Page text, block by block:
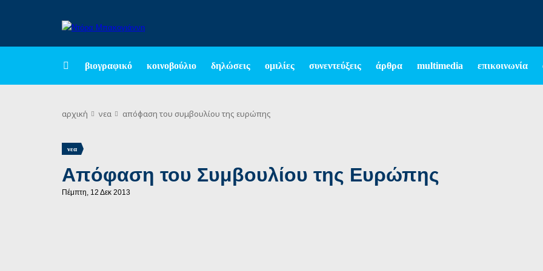
βιογραφικό κοινοβούλιο δηλώσεις ομιλίες συνεντεύξεις άρθρα multimedia επικοινωνία
αρχική νεα απόφαση του συμβουλίου της ευρώπης
νεα
Απόφαση του Συμβουλίου της Ευρώπης
Πέμπτη, 12 Δεκ 2013